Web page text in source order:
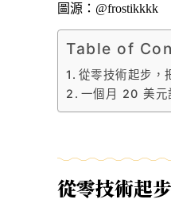
圖源：@frostikkkk
Table of
從零技術起步，
一個月 20 美元
從零技術起